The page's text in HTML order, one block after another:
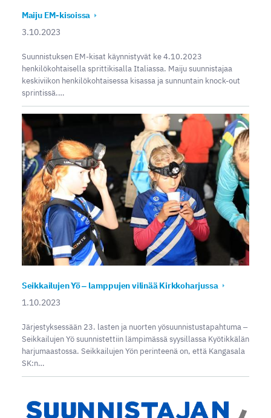
Maiju EM-kisoissa
3.10.2023
Suunnistuksen EM-kisat käynnistyvät ke 4.10.2023
henkilökohtaisella sprittikisalla Italiassa. Maiju suunnistajaa
keskiviikon henkilökohtaisessa kisassa ja sunnuntain knock-out
sprintissä.…
Seikkailujen Yö ‒ lamppujen vilinää Kirkkoharjussa
1.10.2023
Järjestyksessään 23. lasten ja nuorten yösuunnistustapahtuma ‒
Seikkailujen Yö suunnistettiin lämpimässä syysillassa Kyötikkälän
harjumaastossa. Seikkailujen Yön perinteenä on, että Kangasala
SK:n…